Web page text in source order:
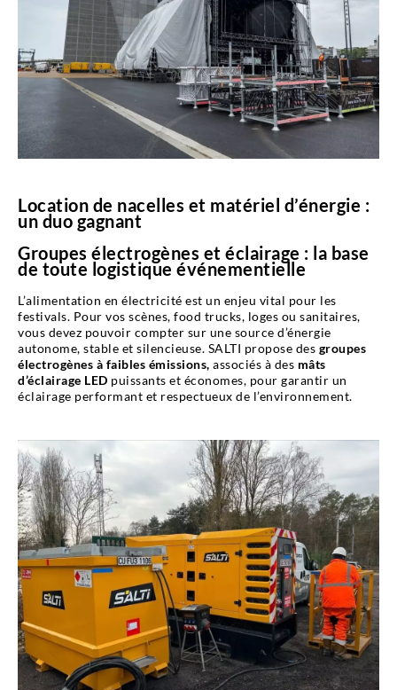
Location de nacelles et matériel d’énergie :
un duo gagnant
Groupes électrogènes et éclairage : la base
de toute logistique événementielle
L’alimentation en électricité est un enjeu vital pour les
festivals. Pour vos scènes, food trucks, loges ou sanitaires,
vous devez pouvoir compter sur une source d’énergie
autonome, stable et silencieuse. SALTI propose des groupes
électrogènes à faibles émissions, associés à des mâts
d’éclairage LED puissants et économes, pour garantir un
éclairage performant et respectueux de l’environnement.